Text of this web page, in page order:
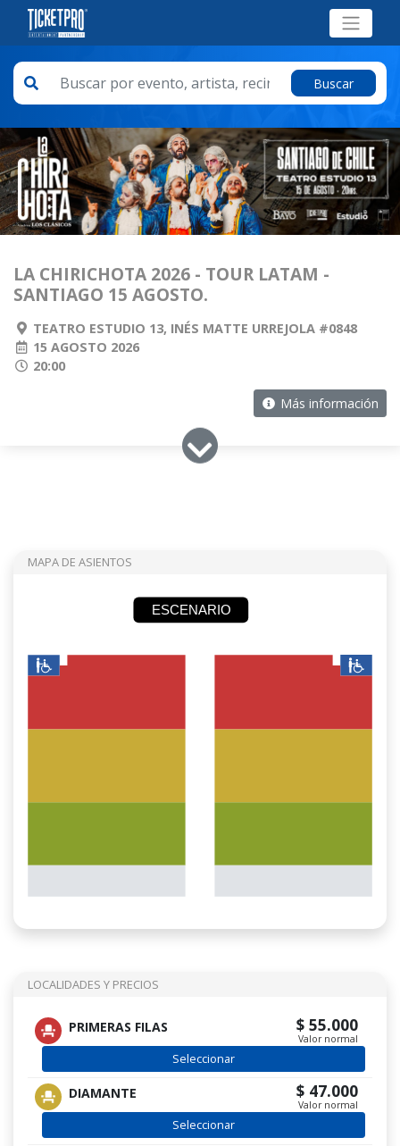
Buscar
LA CHIRICHOTA 2026 - TOUR LATAM -
SANTIAGO 15 AGOSTO.
TEATRO ESTUDIO 13, INÉS MATTE URREJOLA #0848
15 AGOSTO 2026
20:00
Más información
MAPA DE ASIENTOS
ESCENARIO
LOCALIDADES Y PRECIOS
PRIMERAS FILAS $ 55.000
Valor normal
Seleccionar
DIAMANTE $ 47.000
Valor normal
Seleccionar